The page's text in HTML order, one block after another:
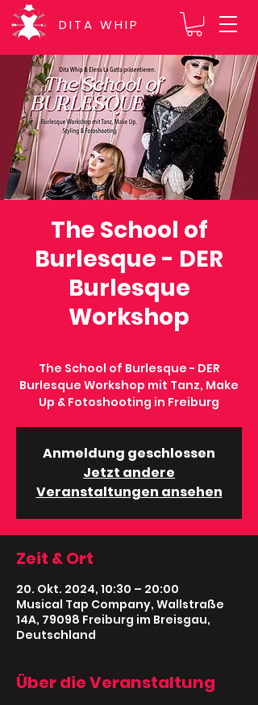
DITA WHIP
The School of
Burlesque - DER
Burlesque
Workshop
The School of Burlesque - DER
Burlesque Workshop mit Tanz, Make
Up & Fotoshooting in Freiburg
Anmeldung geschlossen
Jetzt andere
Veranstaltungen ansehen
Zeit & Ort
20. Okt. 2024, 10:30 – 20:00
Musical Tap Company, Wallstraße
14A, 79098 Freiburg im Breisgau,
Deutschland
Über die Veranstaltung